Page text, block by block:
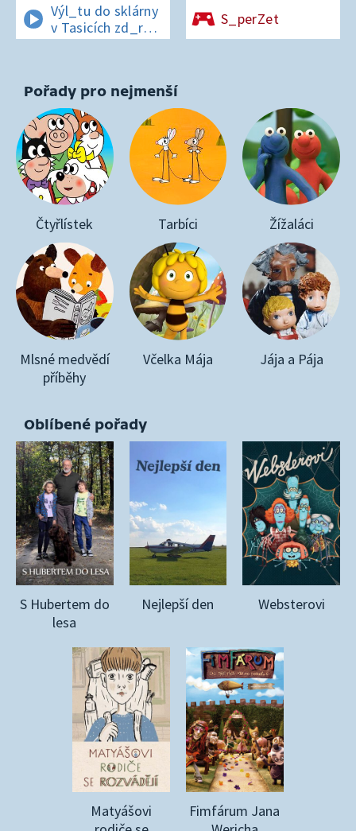
Výl_tu do sklárny
v Tasicích zd_r
a Čern_bílovi
S_perZet
Pořady pro nejmenší
Čtyřlístek Tarbíci Žížaláci
Mlsné medvědí
příběhy
Včelka Mája Jája a Pája
Oblíbené pořady
S Hubertem do
lesa
Nejlepší den Websterovi
Matyášovi
Fimfárum Jana